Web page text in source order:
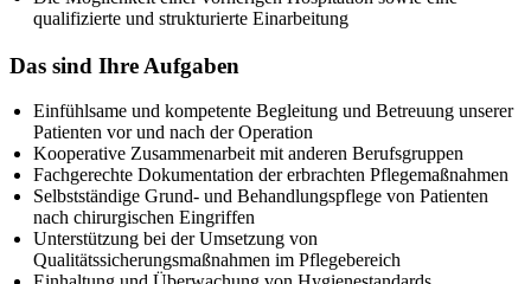
qualifizierte und strukturierte Einarbeitung
Das sind Ihre Aufgaben
Einfühlsame und kompetente Begleitung und Betreuung unserer
Patienten vor und nach der Operation
Kooperative Zusammenarbeit mit anderen Berufsgruppen
Fachgerechte Dokumentation der erbrachten Pflegemaßnahmen
Selbstständige Grund- und Behandlungspflege von Patienten
nach chirurgischen Eingriffen
Unterstützung bei der Umsetzung von
Qualitätssicherungsmaßnahmen im Pflegebereich